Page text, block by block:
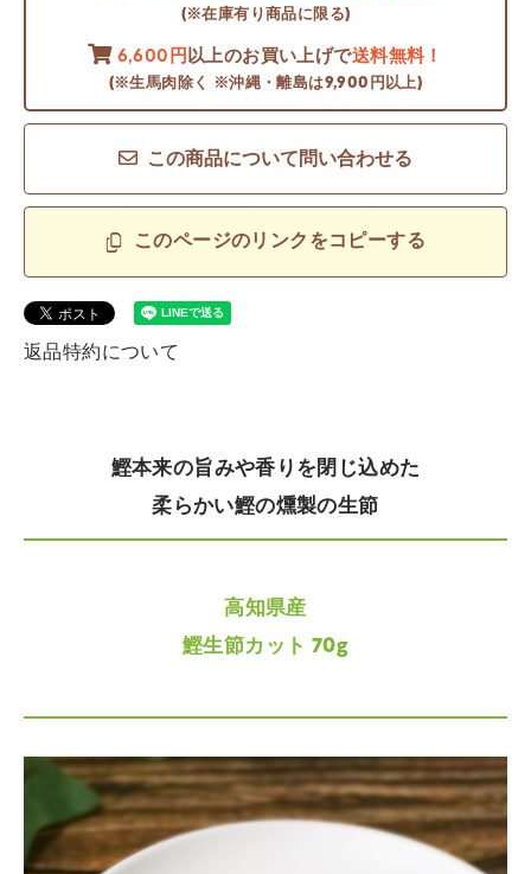
(※在庫有り商品に限る)
6,600円 以上のお買い上げで送料無料！
(※生馬肉除く ※沖縄・離島は9,900円以上)
この商品について問い合わせる
このページのリンクをコピーする
返品特約について
鰹本来の旨みや香りを閉じ込めた
柔らかい鰹の燻製の生節
高知県産
鰹生節カット 70g